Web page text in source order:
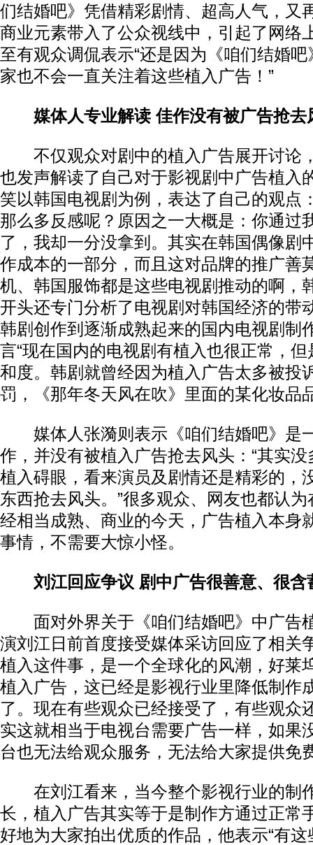
们结婚吧》凭借精彩剧情、超高人气，又
商业元素带入了公众视线中，引起了网络
至有观众调侃表示“还是因为《咱们结婚
家也不会一直关注着这些植入广告！”
媒体人专业解读 佳作没有被广告抢去
不仅观众对剧中的植入广告展开讨论
也发声解读了自己对于影视剧中广告植入
笑以韩国电视剧为例，表达了自己的观点
那么多反感呢？原因之一大概是：你通过
了，我却一分没拿到。其实在韩国偶像剧
作成本的一部分，而且这对品牌的推广善
机、韩国服饰都是这些电视剧推动的啊，
开头还专门分析了电视剧对韩国经济的带
韩剧创作到逐渐成熟起来的国内电视剧制
言“现在国内的电视剧有植入也很正常，
和度。韩剧就曾经因为植入广告太多被投
罚，《那年冬天风在吹》里面的某化妆品
媒体人张漪则表示《咱们结婚吧》是
作，并没有被植入广告抢去风头：“其实
植入碍眼，看来演员及剧情还是精彩的，
东西抢去风头。”很多观众、网友也都认
经相当成熟、商业的今天，广告植入本身
事情，不需要大惊小怪。
刘江回应争议 剧中广告很善意、很含
面对外界关于《咱们结婚吧》中广告
演刘江日前首度接受媒体采访回应了相关
植入这件事，是一个全球化的风潮，好莱
植入广告，这已经是影视行业里降低制作
了。现在有些观众已经接受了，有些观众
实这就相当于电视台需要广告一样，如果
台也无法给观众服务，无法给大家提供免
在刘江看来，当今整个影视行业的制
长，植入广告其实等于是制作方通过正常
好地为大家拍出优质的作品，他表示“有